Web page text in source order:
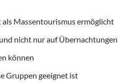
als Massentourismus ermöglicht
nicht nur auf Übernachtungen
können
Gruppen geeignet ist